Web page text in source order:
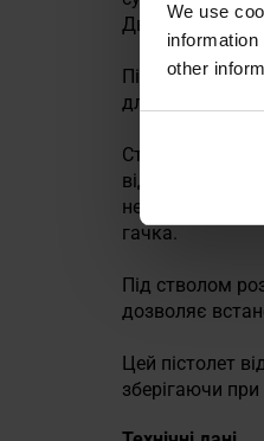
We use
other
Дворядний
Пістолет
для здійснення
Стрільба
відбувається
гачка.
Під стволом
дозволяє
Цей пістолет
зберігаючи при